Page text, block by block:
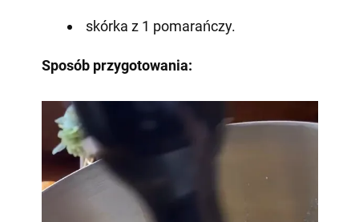
skórka z 1 pomarańczy.
Sposób przygotowania: